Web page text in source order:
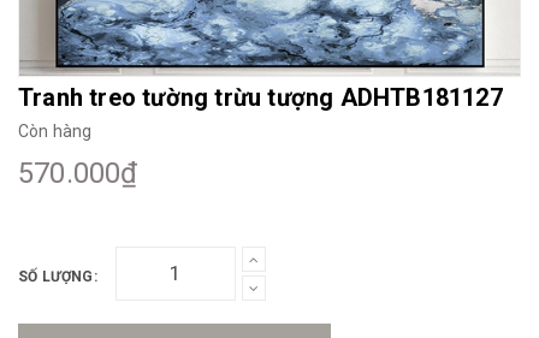
Thế giới Decor Giới thiệu
Tranh treo tường trừu tượng ADHTB181127
Còn hàng
570.000₫
SỐ LƯỢNG: